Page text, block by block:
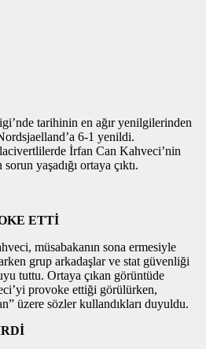
tarihinin en ağır yenilgilerinden
6-1 yenildi.
İrfan Can Kahveci’nin
yaşadığı ortaya çıktı.
ETTİ
müsabakanın sona ermesiyle
grup arkadaşlar ve stat güvenliği
tuttu. Ortaya çıkan görüntüde
provoke ettiği görülürken,
üzere sözler kullandıkları duyuldu.